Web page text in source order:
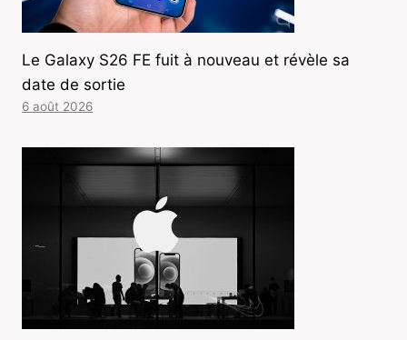
Le Galaxy S26 FE fuit à nouveau et révèle sa
date de sortie
6 août 2026